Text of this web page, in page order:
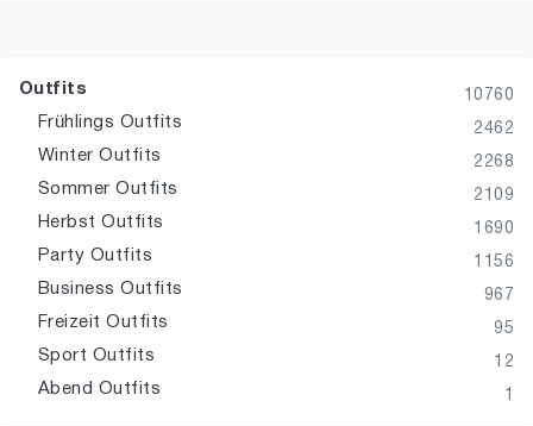
Outfits 10760
Frühlings Outfits 2462
Winter Outfits 2268
Sommer Outfits 2109
Herbst Outfits 1690
Party Outfits 1156
Business Outfits 967
Freizeit Outfits 95
Sport Outfits 12
Abend Outfits 1